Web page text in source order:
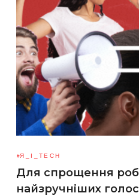
Я_І_TECH
Для спрощення
найзручніших